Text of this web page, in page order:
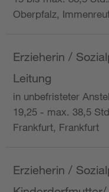
Oberpfalz,
Erzieherin /
Leitung
in unbefristeter
19,25 - max. 38,5
Frankfurt, Frankfurt
Erzieherin /